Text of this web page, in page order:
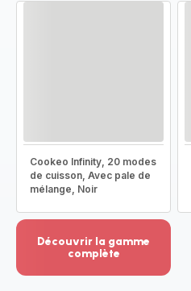
Cookeo Infinity, 20 modes
de cuisson, Avec pale de
mélange, Noir
Découvrir la gamme
complète